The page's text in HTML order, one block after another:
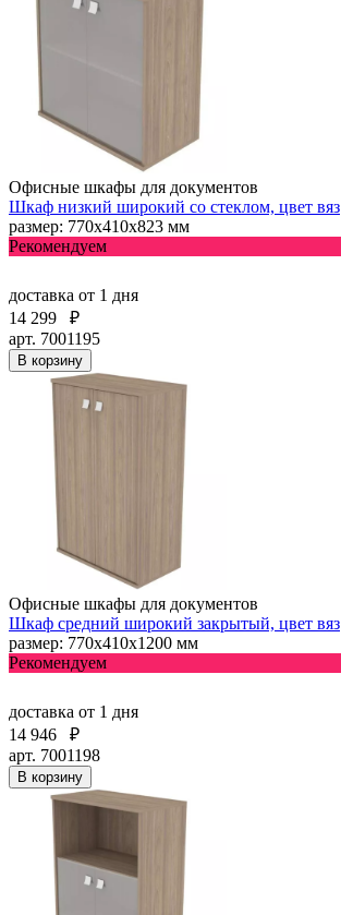
Офисные шкафы для документов
Шкаф низкий широкий со стеклом, цвет вяз
размер: 770х410х823 мм
Рекомендуем
доставка от 1 дня
14 299
₽
арт. 7001195
В корзину
Офисные шкафы для документов
Шкаф средний широкий закрытый, цвет вяз
размер: 770х410х1200 мм
Рекомендуем
доставка от 1 дня
14 946
₽
арт. 7001198
В корзину